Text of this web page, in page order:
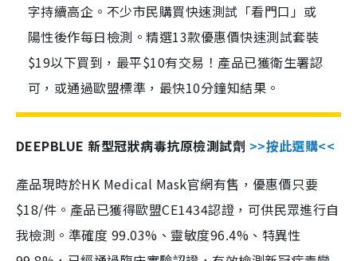
字持續高企。不少市民購買快速測試「看門口」或
陽性後作每日檢測。精選13款優惠價快速測試套裝
$19以下買到，最平$10有交易！產品已獲衛生署認
可，或通過歐盟標準，最快10分鐘知結果。
DEEPBLUE 新型冠狀病毒抗原檢測試劑 >>按此選購<<
產品現時於HK Medical Mask官網有售，優惠價只要
$18/件。產品已獲得歐盟CE1434認證，可供民眾進行自
我檢測。準確度 99.03%、靈敏度96.4%、特異性